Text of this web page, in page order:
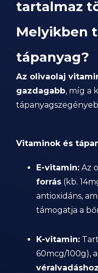
tartalmaz
Melyikben
tápanyag?
Az olivaolaj
gazdagabb, míg a
Vitaminok és
E-vitamin: Az
forrás (kb.
antioxidáns,
támogatja a
K-vitamin:
60mcg/100g),
véralvadáshoz